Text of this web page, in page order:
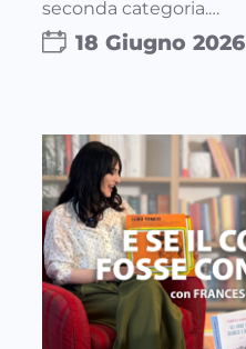
seconda categoria.…
18 Giugno 2026